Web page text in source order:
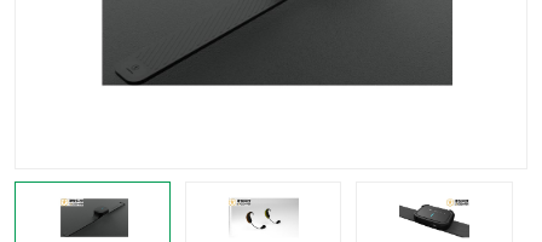
神经营销与消费行为实验